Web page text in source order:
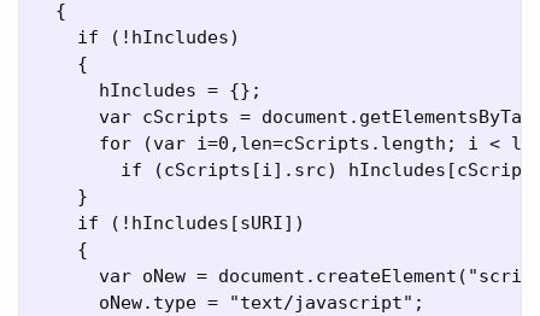
  {
    if (!hIncludes)
    {
      hIncludes = {};
var cScripts =
for (var i=0,len=cScripts.length; i <
if (cScripts[i].src)
    }
    if (!hIncludes[sURI])
    {
var oNew =
      oNew.type = "text/javascript";